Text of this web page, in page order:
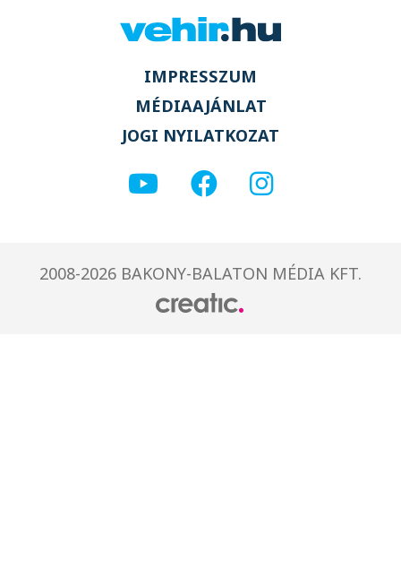
IMPRESSZUM
MÉDIAAJÁNLAT
JOGI NYILATKOZAT
2008-2026 BAKONY-BALATON MÉDIA KFT.